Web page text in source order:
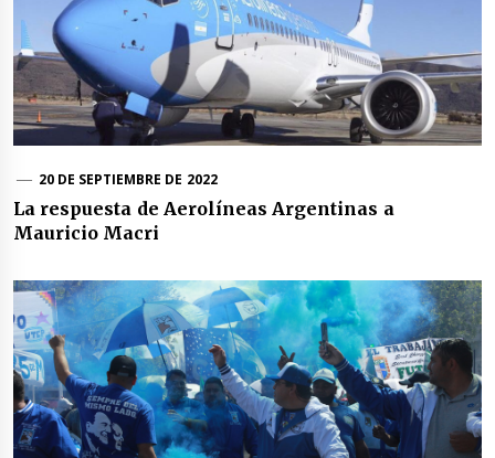
20 DE SEPTIEMBRE DE 2022
La respuesta de Aerolíneas Argentinas a
Mauricio Macri